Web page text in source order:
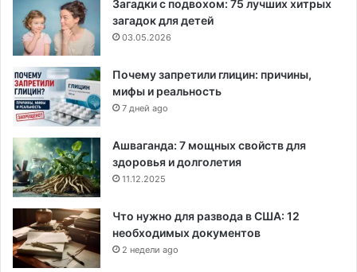
Загадки с подвохом: 75 лучших хитрых
загадок для детей
03.05.2026
Почему запретили глицин: причины,
мифы и реальность
7 дней ago
Ашваганда: 7 мощных свойств для
здоровья и долголетия
11.12.2025
Что нужно для развода в США: 12
необходимых документов
2 недели ago